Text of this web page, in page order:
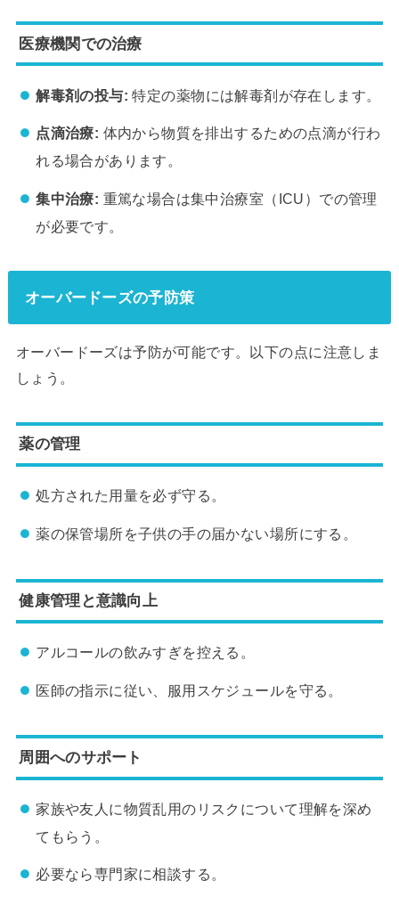
医療機関での治療
解毒剤の投与: 特定の薬物には解毒剤が存在します。
点滴治療: 体内から物質を排出するための点滴が行わ
れる場合があります。
集中治療: 重篤な場合は集中治療室（ICU）での管理
が必要です。
オーバードーズの予防策
オーバードーズは予防が可能です。以下の点に注意しま
しょう。
薬の管理
処方された用量を必ず守る。
薬の保管場所を子供の手の届かない場所にする。
健康管理と意識向上
アルコールの飲みすぎを控える。
医師の指示に従い、服用スケジュールを守る。
周囲へのサポート
家族や友人に物質乱用のリスクについて理解を深め
てもらう。
必要なら専門家に相談する。